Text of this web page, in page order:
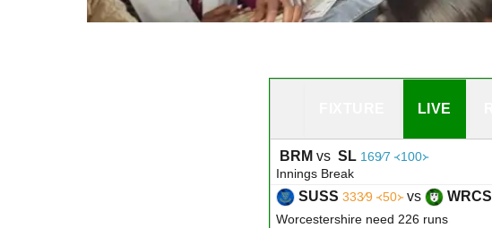
LIVE
BRM vs SL 169∕7 ᚜100᚛
Innings Break
SUSS 333∕9 ᚜50᚛vs WRCS
Worcestershire need 226 runs